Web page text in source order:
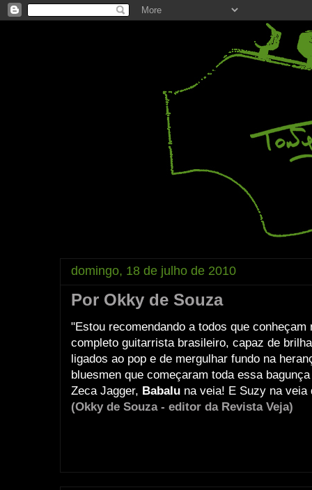
domingo, 18 de julho de 2010
Por Okky de Souza
"Estou recomendando a todos que
completo guitarrista brasileiro, capaz de
ligados ao pop e de mergulhar fundo na
bluesmen que começaram toda essa
Zeca Jagger, Babalu na veia! E Suzy na
(Okky de Souza - editor da Revista Veja)